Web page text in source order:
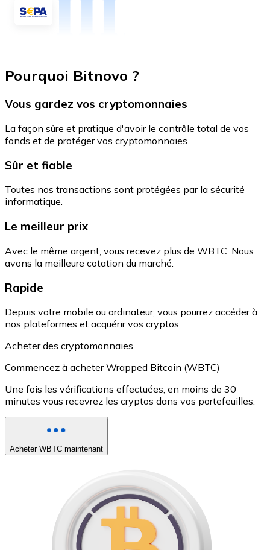
Pourquoi Bitnovo ?
Vous gardez vos cryptomonnaies
La façon sûre et pratique d'avoir le contrôle total de vos
fonds et de protéger vos cryptomonnaies.
Sûr et fiable
Toutes nos transactions sont protégées par la sécurité
informatique.
Le meilleur prix
Avec le même argent, vous recevez plus de WBTC. Nous
avons la meilleure cotation du marché.
Rapide
Depuis votre mobile ou ordinateur, vous pourrez accéder à
nos plateformes et acquérir vos cryptos.
Acheter des cryptomonnaies
Commencez à acheter Wrapped Bitcoin (WBTC)
Une fois les vérifications effectuées, en moins de 30
minutes vous recevrez les cryptos dans vos portefeuilles.
Acheter WBTC maintenant